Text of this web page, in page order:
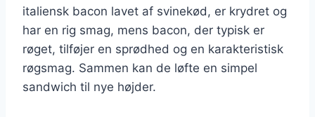
italiensk bacon lavet af svinekød, er krydret og
har en rig smag, mens bacon, der typisk er
røget, tilføjer en sprødhed og en karakteristisk
røgsmag. Sammen kan de løfte en simpel
sandwich til nye højder.